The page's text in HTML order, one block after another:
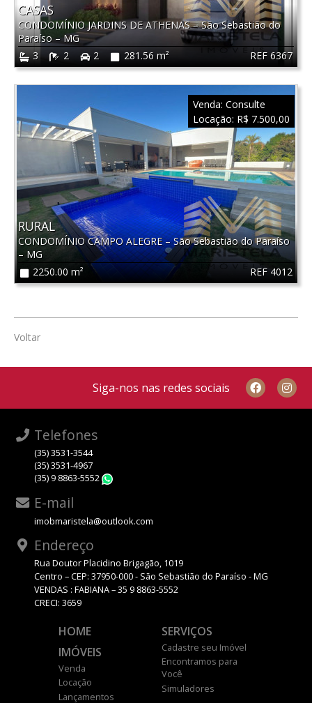
REF 6367
CASAS
CONDOMÍNIO JARDINS DE ATHENAS–São Sebastião do
Paraíso – MG
3
2 2 281.56 m²
REF 4012
RURAL
CONDOMÍNIO CAMPO ALEGRE–São Sebastião do Paraíso
– MG
2250.00 m²
Venda: Consulte
Locação: R$ 7.500,00
Voltar
Siga-nos nas redes sociais
Telefones
(35) 3531-3544
(35) 3531-4967
(35) 9 8863-5552
E-mail
imobmaristela@outlook.com
Endereço
Rua Doutor Placidino Brigagão, 1019
Centro – CEP: 37950-000 - São Sebastião do Paraíso - MG
VENDAS : FABIANA – 35 9 8863-5552
CRECI: 3659
HOME
IMÓVEIS
Venda
Locação
Lançamentos
SERVIÇOS
Cadastre seu Imóvel
Encontramos para
Você
Simuladores